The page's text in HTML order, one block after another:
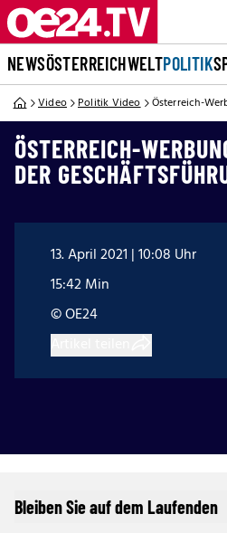
NEWSÖSTERREICHWELTPOLITIK
Video Politik Video Österreich-
ÖSTERREICH-
DER
13. April 2021 | 10:08 Uhr
15:42 Min
© OE24
Bleiben Sie auf dem Laufenden